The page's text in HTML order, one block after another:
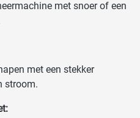
met snoer of een
met een stekker
stroom.